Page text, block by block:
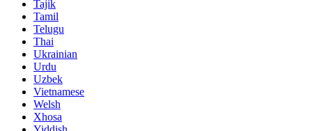
Tajik
Tamil
Telugu
Thai
Ukrainian
Urdu
Uzbek
Vietnamese
Welsh
Xhosa